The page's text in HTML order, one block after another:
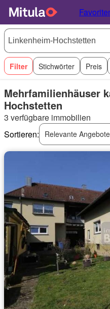
Filter Stichwörter Preis
Mehrfamilienhäuser
Hochstetten
3 verfügbare immobilien
Sortieren:
Relevante